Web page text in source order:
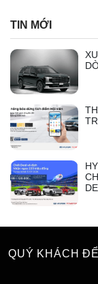
TIN MỚI
QUÝ KHÁCH